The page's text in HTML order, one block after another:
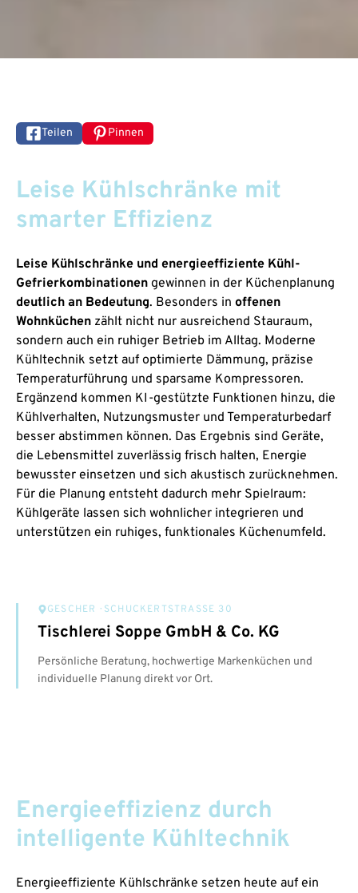
Teilen Pinnen
Leise Kühlschränke mit
smarter Effizienz
Leise Kühlschränke und energieeffiziente Kühl-
Gefrierkombinationen gewinnen in der Küchenplanung
deutlich an Bedeutung. Besonders in offenen
Wohnküchen zählt nicht nur ausreichend Stauraum,
sondern auch ein ruhiger Betrieb im Alltag. Moderne
Kühltechnik setzt auf optimierte Dämmung, präzise
Temperaturführung und sparsame Kompressoren.
Ergänzend kommen KI-gestützte Funktionen hinzu, die
Kühlverhalten, Nutzungsmuster und Temperaturbedarf
besser abstimmen können. Das Ergebnis sind Geräte,
die Lebensmittel zuverlässig frisch halten, Energie
bewusster einsetzen und sich akustisch zurücknehmen.
Für die Planung entsteht dadurch mehr Spielraum:
Kühlgeräte lassen sich wohnlicher integrieren und
unterstützen ein ruhiges, funktionales Küchenumfeld.
GESCHER · SCHUCKERTSTRASSE 30
Tischlerei Soppe GmbH & Co. KG
Persönliche Beratung, hochwertige Markenküchen und
individuelle Planung direkt vor Ort.
Energieeffizienz durch
intelligente Kühltechnik
Energieeffiziente Kühlschränke setzen heute auf ein